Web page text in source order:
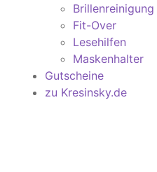
Brillenreinigung
Fit-Over
Lesehilfen
Maskenhalter
Gutscheine
zu Kresinsky.de